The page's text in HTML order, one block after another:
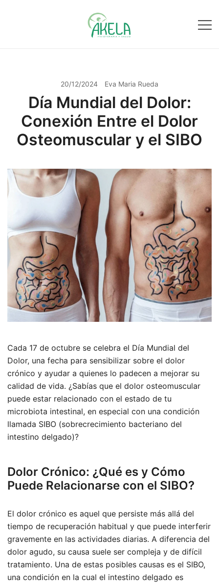
20/12/2024 Eva Maria Rueda
Día Mundial del Dolor:
Conexión Entre el Dolor
Osteomuscular y el SIBO
Cada 17 de octubre se celebra el Día Mundial del
Dolor, una fecha para sensibilizar sobre el dolor
crónico y ayudar a quienes lo padecen a mejorar su
calidad de vida. ¿Sabías que el dolor osteomuscular
puede estar relacionado con el estado de tu
microbiota intestinal, en especial con una condición
llamada SIBO (sobrecrecimiento bacteriano del
intestino delgado)?
Dolor Crónico: ¿Qué es y Cómo
Puede Relacionarse con el SIBO?
El dolor crónico es aquel que persiste más allá del
tiempo de recuperación habitual y que puede interferir
gravemente en las actividades diarias. A diferencia del
dolor agudo, su causa suele ser compleja y de difícil
tratamiento. Una de estas posibles causas es el SIBO,
una condición en la cual el intestino delgado es